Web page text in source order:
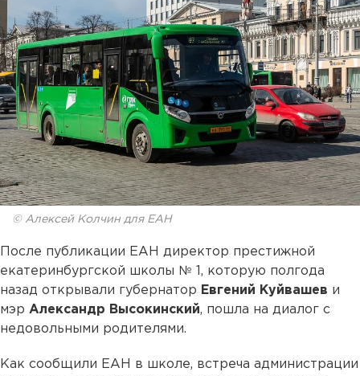
© Алексей Колчин для ЕАН
После публикации ЕАН директор престижной
екатеринбургской школы № 1, которую полгода
назад открывали губернатор Евгений Куйвашев и
мэр Александр Высокинский, пошла на диалог с
недовольными родителями.
Как сообщили ЕАН в школе, встреча администрации